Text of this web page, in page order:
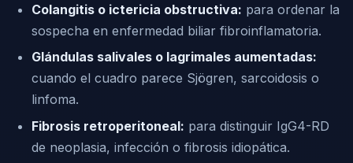
Colangitis o ictericia obstructiva: para ordenar la
sospecha en enfermedad biliar fibroinflamatoria.
Glándulas salivales o lagrimales aumentadas:
cuando el cuadro parece Sjögren, sarcoidosis o
linfoma.
Fibrosis retroperitoneal: para distinguir IgG4-RD
de neoplasia, infección o fibrosis idiopática.